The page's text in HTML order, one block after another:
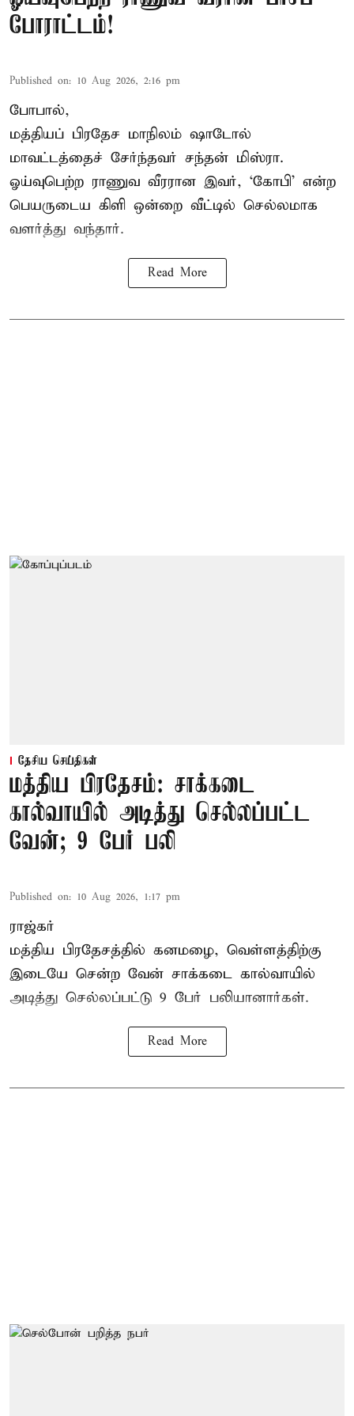
போராட்டம்!
Published on: 10 Aug 2026, 2:16 pm
போபால்,
மத்தியப் பிரதேச மாநிலம் ஷாடோல்
மாவட்டத்தைச் சேர்ந்தவர் சந்தன் மிஸ்ரா.
ஓய்வுபெற்ற ராணுவ வீரரான இவர், ‘கோபி’ என்ற
பெயருடைய கிளி ஒன்றை வீட்டில் செல்லமாக
வளர்த்து வந்தார்.
Read More
தேசிய செய்திகள்
மத்திய பிரதேசம்: சாக்கடை
கால்வாயில் அடித்து செல்லப்பட்ட
வேன்; 9 பேர் பலி
Published on: 10 Aug 2026, 1:17 pm
ராஜ்கர்
மத்திய பிரதேசத்தில் கனமழை, வெள்ளத்திற்கு
இடையே சென்ற வேன் சாக்கடை கால்வாயில்
அடித்து செல்லப்பட்டு 9 பேர் பலியானார்கள்.
Read More